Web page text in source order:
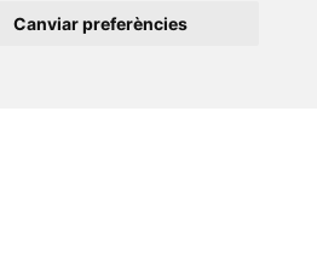
Canviar preferències